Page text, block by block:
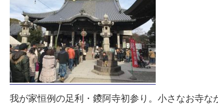
我が家恒例の足利・鑁阿寺初参り。小さなお寺な